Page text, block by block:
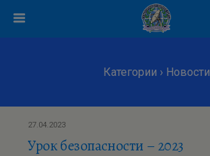
Категории › Новости
27.04.2023
Урок безопасности – 2023